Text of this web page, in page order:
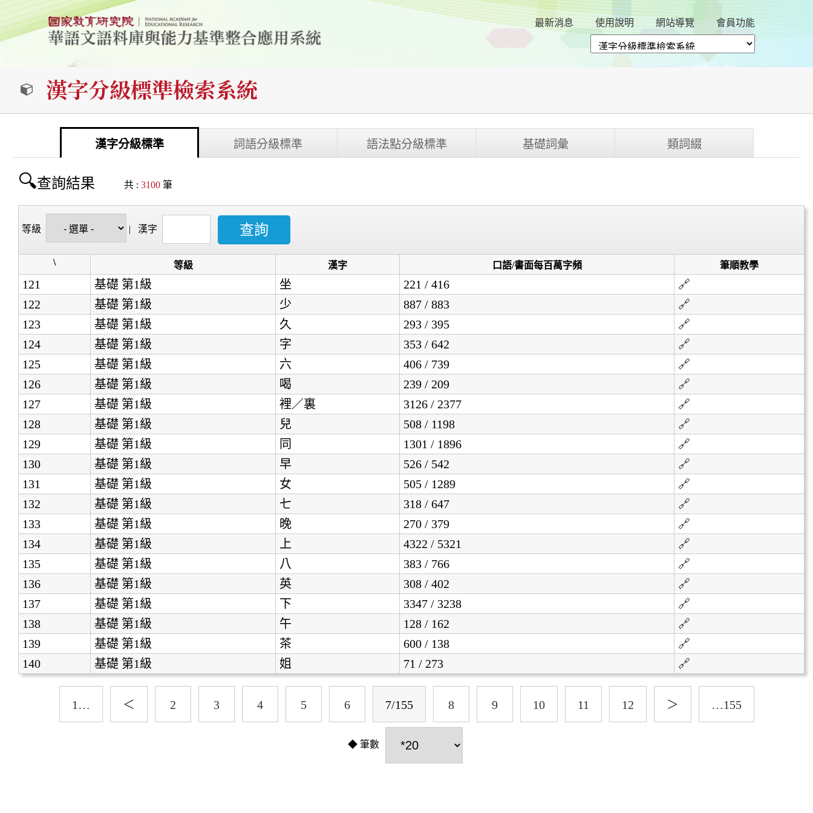
最新消息 使用說明 網站導覽 會員功能
漢字分級標準檢索系統
漢字分級標準 詞語分級標準 語法點分級標準 基礎詞彙 類詞綴
查詢結果 共 : 3100 筆
等級 | 漢字
\ 等級 漢字 口語/書面每百萬字頻 筆順教學
121 基礎 第1級 坐 221 / 416
🔗
122
基礎 第1級 少 887 / 883
🔗
123
基礎 第1級 久 293 / 395
🔗
124
基礎 第1級 字 353 / 642
🔗
125
基礎 第1級 六 406 / 739
🔗
126
基礎 第1級 喝 239 / 209
🔗
127
基礎 第1級 裡／裏 3126 / 2377
🔗
128
基礎 第1級 兒 508 / 1198
🔗
129
基礎 第1級 同 1301 / 1896
🔗
130
基礎 第1級 早 526 / 542
🔗
131
基礎 第1級 女 505 / 1289
🔗
132
基礎 第1級 七 318 / 647
🔗
133
基礎 第1級 晚 270 / 379
🔗
134
基礎 第1級 上 4322 / 5321
🔗
135
基礎 第1級 八 383 / 766
🔗
136
基礎 第1級 英 308 / 402
🔗
137
基礎 第1級 下 3347 / 3238
🔗
138
基礎 第1級 午 128 / 162
🔗
139
基礎 第1級 茶 600 / 138
🔗
140
基礎 第1級 姐 71 / 273 🔗
1… ＜ 2 3 4 5 6 7/155 8 9 10 11 12 ＞ …155
筆數